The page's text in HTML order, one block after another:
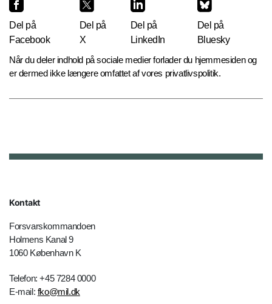
Del på
Facebook
Del på
X
Del på
LinkedIn
Del på
Bluesky
Når du deler indhold på sociale medier forlader du hjemmesiden og
er dermed ikke længere omfattet af vores privatlivspolitik.
Kontakt
Forsvarskommandoen
Holmens Kanal 9
1060 København K
Telefon: +45 7284 0000
E-mail: fko@mil.dk